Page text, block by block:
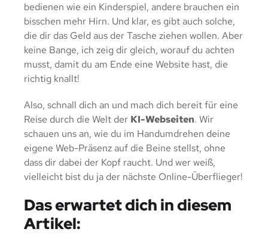
bedienen wie ein Kinderspiel, andere brauchen ein
bisschen mehr Hirn. Und klar, es gibt auch solche,
die dir das Geld aus der Tasche ziehen wollen. Aber
keine Bange, ich zeig dir gleich, worauf du achten
musst, damit du am Ende eine Website hast, die
richtig knallt!
Also, schnall dich an und mach dich bereit für eine
Reise durch die Welt der KI-Webseiten. Wir
schauen uns an, wie du im Handumdrehen deine
eigene Web-Präsenz auf die Beine stellst, ohne
dass dir dabei der Kopf raucht. Und wer weiß,
vielleicht bist du ja der nächste Online-Überflieger!
Das erwartet dich in diesem
Artikel: